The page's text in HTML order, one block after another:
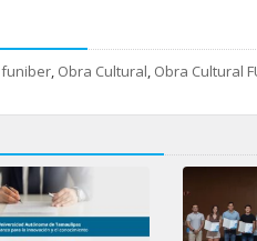
funiber, Obra Cultural, Obra Cultural